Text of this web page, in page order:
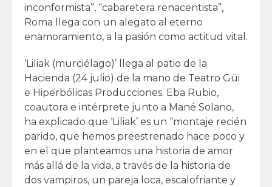
inconformista”, “cabaretera renacentista”,
Roma llega con un alegato al eterno
enamoramiento, a la pasión como actitud vital.
‘Liliak (murciélago)’ llega al patio de la
Hacienda (24 julio) de la mano de Teatro Güi
e Hiperbólicas Producciones. Eba Rubio,
coautora e intérprete junto a Mané Solano,
ha explicado que ‘Liliak’ es un “montaje recién
parido, que hemos preestrenado hace poco y
en el que planteamos una historia de amor
más allá de la vida, a través de la historia de
dos vampiros, un pareja loca, escalofriante y